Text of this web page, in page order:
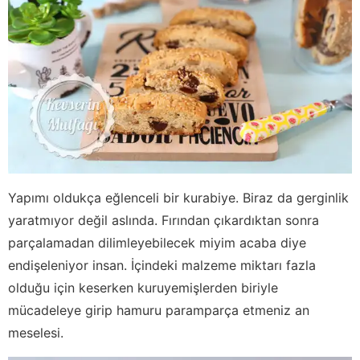
Yapımı oldukça eğlenceli bir kurabiye. Biraz da gerginlik
yaratmıyor değil aslında. Fırından çıkardıktan sonra
parçalamadan dilimleyebilecek miyim acaba diye
endişeleniyor insan. İçindeki malzeme miktarı fazla
olduğu için keserken kuruyemişlerden biriyle
mücadeleye girip hamuru paramparça etmeniz an
meselesi.